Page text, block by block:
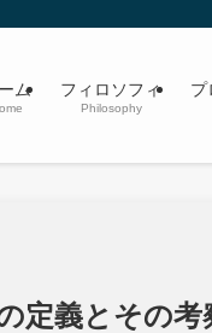
ム フィロソフィ
Philosophy
プ
定義とその考